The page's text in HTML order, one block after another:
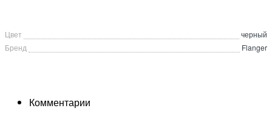
Цвет
черный
Бренд
Flanger
Комментарии